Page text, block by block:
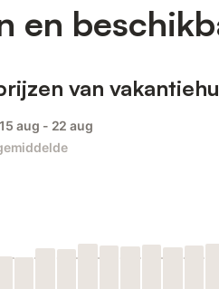
en
van
aug - 22 aug